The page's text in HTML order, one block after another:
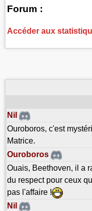
Forum :
Accéder aux
Nil
Ouroboros, c'est
Matrice.
Ouroboros
Ouais, Beethoven, il a
du respect pour ceux
pas l'affaire !
Nil